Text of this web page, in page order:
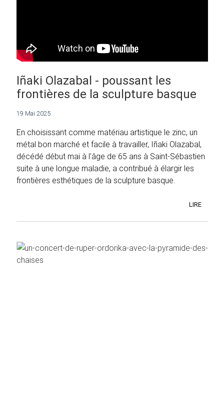
Iñaki Olazabal - poussant les
frontières de la sculpture basque
19 Mai 2025
En choisissant comme matériau artistique le zinc, un
métal bon marché et facile à travailler, Iñaki Olazabal,
décédé début mai à l'âge de 65 ans à Saint-Sébastien
suite à une longue maladie, a contribué à élargir les
frontières esthétiques de la sculpture basque.
LIRE